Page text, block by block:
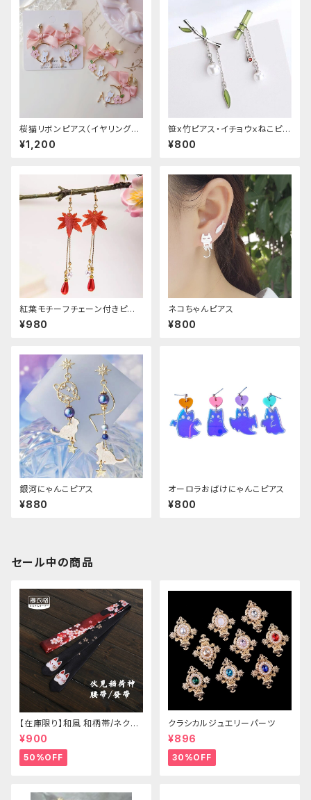
桜猫リボンピアス（イヤリング変
更可能
¥1,200
笹x竹ピアス・イチョウｘねこピア
ス
¥800
紅葉モチーフチェーン付きピア
ス
¥980
ネコちゃんピアス
¥800
銀河にゃんこピアス
¥880
オーロラおばけにゃんこピアス
¥800
セール中の商品
【在庫限り】和風 和柄帯/ネクタ
イ/リボン（狐面/金魚
¥900
50%OFF
クラシカルジュエリーパーツ
¥896
30%OFF